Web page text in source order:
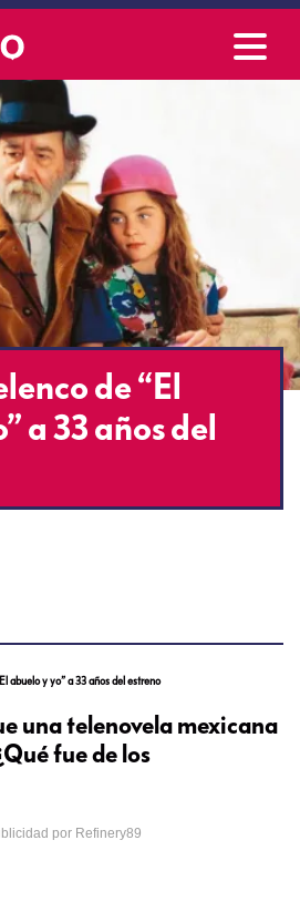
de “El
a 33 años del
abuelo y yo” a 33 años del estreno
una telenovela mexicana
fue de los
por Refinery89